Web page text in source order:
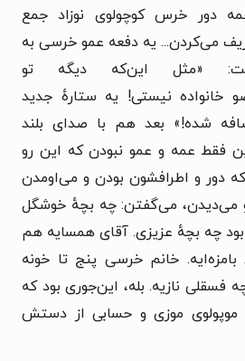
دور خرس کوچولوی نوزاد جمع
می‌کردن... یه دفعه عمو خرسی به
«مثل این‌که دیگه تو
خانواده نیستی! یه ستارهٔ جدید
شده!» بعد هم با صدای بلند
فقط عمه و عمو نبودن که این رو
دور و اطرافشون بودن و می‌اومدن
می‌دیدن، می‌گفتن: چه بچهٔ خوشگل
بود چه بچهٔ عزیزی. آقای همسایه هم
خانم خرسی پنج تا خونه
فسقلی نازیه. بله، این‌جوری بود که
موزی و حسابی از دستش